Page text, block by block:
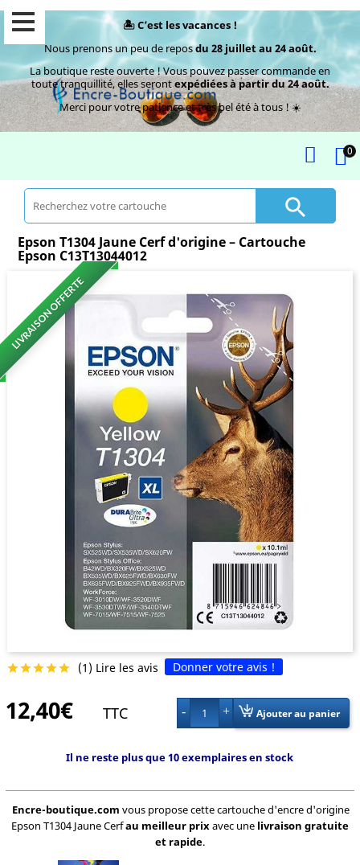
🏝️ C’est les vacances !
Nous prenons un peu de reposdu 28 juillet au 24 août.
La boutique reste ouverte ! Vous pouvez passer commande en
toute tranquillité, elles serontexpédiées à partir du 24 août.
Merci pour votre patience et très bel été à tous ! ☀️
0

Epson T1304 Jaune Cerf d'origine – Cartouche
Epson C13T13044012
LIVRAISON OFFERTE
 (1) Lire les avis Donner votre avis !
12,40€ TTC 1 Ajouter au panier
Il ne reste plus que 10 exemplaires en stock
Encre-boutique.com vous propose cette cartouche d'encre d'origine
Epson T1304 Jaune Cerfau meilleur prixavec une livraison gratuite
et rapide.